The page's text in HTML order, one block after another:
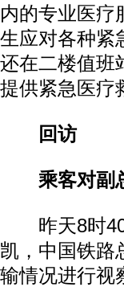
内的专业医疗
生应对各种紧
还在二楼值班
提供紧急医疗
回访
乘客对副总
昨天8时40
凯，中国铁路
输情况进行视